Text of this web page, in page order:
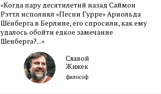
«Когда пару десятилетий назад Саймон
Рэттл исполнял «Песни Гурре» Арнольда
Шёнберга в Берлине, его спросили, как ему
удалось обойти едкое замечание
Шенберга?...»
Славой
Жижек
философ